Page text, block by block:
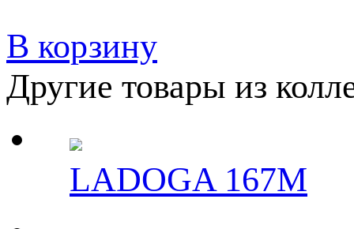
В корзину
Другие товары из
LADOGA 167M